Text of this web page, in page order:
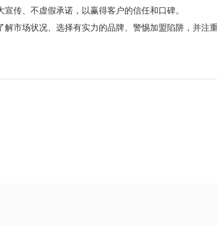
传、不虚假承诺，以赢得客户的信任和口碑。
场状况、选择有实力的品牌、警惕加盟陷阱，并注重